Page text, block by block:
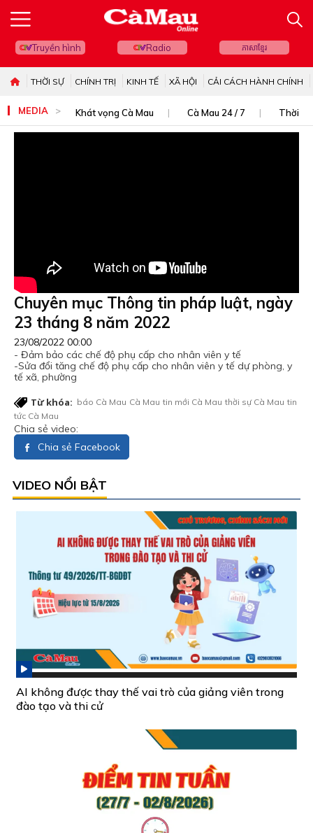
Truyền hình Radio ភាសាខ្មែរ
THỜI SỰ CHÍNH TRỊ KINH TẾ XÃ HỘI CẢI CÁCH HÀNH CHÍNH
MEDIA Khát vọng Cà Mau Cà Mau 24 / 7 Thời sự
Chuyên mục Thông tin pháp luật, ngày
23 tháng 8 năm 2022
23/08/2022 00:00
- Đảm bảo các chế độ phụ cấp cho nhân viên y tế
-Sửa đổi tăng chế độ phụ cấp cho nhân viên y tế dự phòng, y
tế xã, phường
Từ khóa: báo Cà Mau Cà Mau tin mới Cà Mau thời sự Cà Mau tin
tức Cà Mau
Chia sẻ video:
Chia sẻ Facebook
VIDEO NỔI BẬT
AI không được thay thế vai trò của giảng viên trong
đào tạo và thi cử